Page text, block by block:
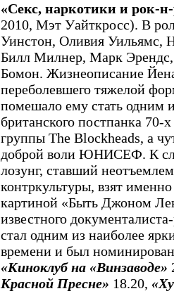
«Секс, наркотики и рок-
2010, Мэт Уайткросс). В
Уинстон, Оливия Уильямс,
Билл Милнер, Марк
Бомон. Жизнеописание
переболевшего тяжелой
помешало ему стать одним
британского постпанка 70-
группы The Blockheads, а
доброй воли ЮНИСЕФ. К
лозунг, ставший
контркультуры, взят
картиной «Быть Джоном
известного
стал одним из наиболее
времени и был
«Киноклуб на «Винзаводе»
Красной Пресне» 18.20,